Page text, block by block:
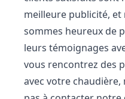
meilleure publicité, et
sommes heureux de
leurs témoignages
vous rencontrez des
avec votre chaudière,